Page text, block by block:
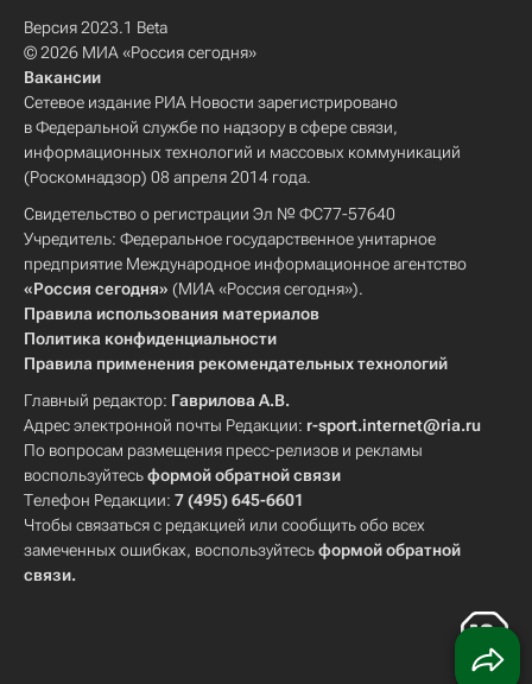
Версия 2023.1 Beta
© 2026 МИА «Россия сегодня»
Вакансии
Сетевое издание РИА Новости зарегистрировано
в Федеральной службе по надзору в сфере связи,
информационных технологий и массовых коммуникаций
(Роскомнадзор) 08 апреля 2014 года.
Свидетельство о регистрации Эл № ФС77-57640
Учредитель: Федеральное государственное унитарное
предприятие Международное информационное агентство
«Россия сегодня» (МИА «Россия сегодня»).
Правила использования материалов
Политика конфиденциальности
Правила применения рекомендательных технологий
Главный редактор: Гаврилова А.В.
Адрес электронной почты Редакции: r-sport.internet@ria.ru
По вопросам размещения пресс-релизов и рекламы
воспользуйтесьформой обратной связи
Телефон Редакции: 7 (495) 645-6601
Чтобы связаться с редакцией или сообщить обо всех
замеченных ошибках, воспользуйтесьформой обратной
связи.